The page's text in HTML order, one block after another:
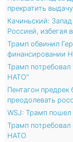
прекратить
Качиньский:
Россией, избегая
Трамп обвинил
финансировании
Трамп
НАТО"
Пентагон
преодолевать
WSJ: Трамп
Трамп потребовал
НАТО